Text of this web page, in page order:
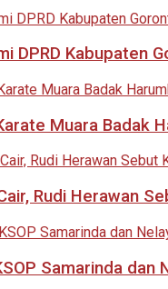
DPRD Kabupaten
Muara Badak
Rudi Herawan
Samarinda dan